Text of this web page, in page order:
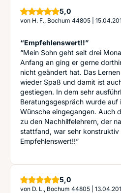
5,0Sterne
von H. F., Bochum 44805
“Empfehlenswert!!”
“Mein Sohn geht seit drei
Anfang an ging er gerne
nicht geändert hat. Das
wieder Spaß und damit ist
gestiegen. In dem sehr
Beratungsgespräch wurde auf
Wünsche eingegangen. Auch
zu den Nachhilfelehrern, der
stattfand, war sehr konstruktiv
Empfehlenswert!!”
5,0Sterne
von D. L., Bochum 44805